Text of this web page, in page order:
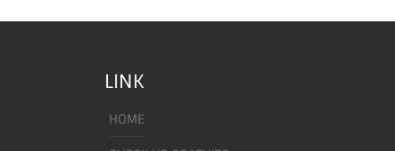
LINK
HOME